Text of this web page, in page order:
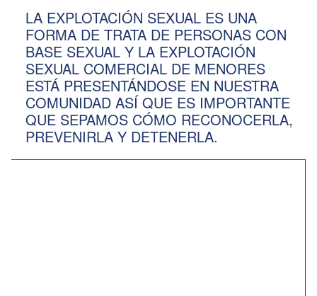
LA EXPLOTACIÓN SEXUAL ES UNA
FORMA DE TRATA DE PERSONAS CON
BASE SEXUAL Y LA EXPLOTACIÓN
SEXUAL COMERCIAL DE MENORES
ESTÁ PRESENTÁNDOSE EN NUESTRA
COMUNIDAD ASÍ QUE ES IMPORTANTE
QUE SEPAMOS CÓMO RECONOCERLA,
PREVENIRLA Y DETENERLA.